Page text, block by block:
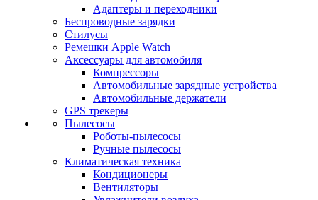
Адаптеры и переходники
Беспроводные зарядки
Стилусы
Ремешки Apple Watch
Аксессуары для автомобиля
Компрессоры
Автомобильные зарядные устройства
Автомобильные держатели
GPS трекеры
Пылесосы
Роботы-пылесосы
Ручные пылесосы
Климатическая техника
Кондиционеры
Вентиляторы